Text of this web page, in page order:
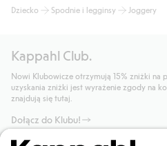
Dziecko Spodnie i legginsy Joggery
Kappahl Club.
Nowi Klubowicze otrzymują 15% zniżki na
uzyskania zniżki jest wyrażenie zgody na
znajdują się tutaj.
Dołącz do Klubu!